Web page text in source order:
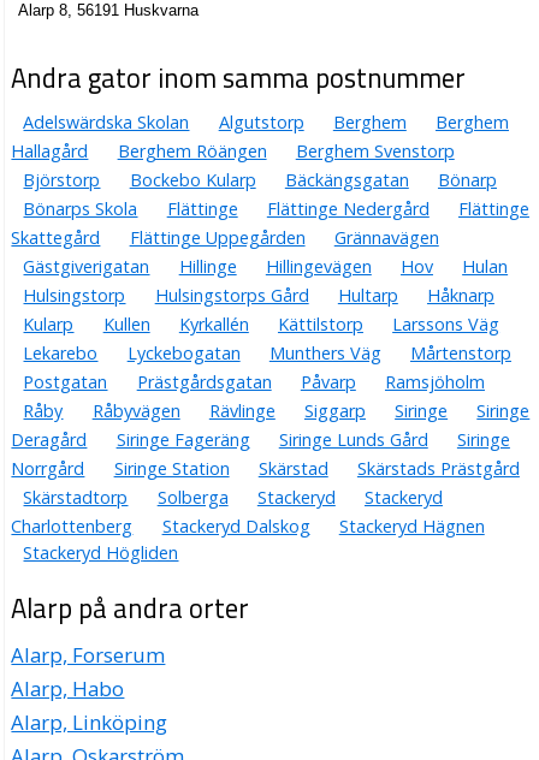
Alarp 8, 56191 Huskvarna
Andra gator inom samma postnummer
Adelswärdska Skolan Algutstorp Berghem
Berghem
Hallagård
Berghem Röängen
Berghem Svenstorp
Björstorp
Bockebo Kularp Bäckängsgatan
Bönarp
Bönarps Skola
Flättinge Flättinge Nedergård
Flättinge
Skattegård
Flättinge Uppegården
Grännavägen
Gästgiverigatan
Hillinge Hillingevägen Hov
Hulan
Hulsingstorp
Hulsingstorps Gård Hultarp
Håknarp
Kularp
Kullen Kyrkallén Kättilstorp
Larssons Väg
Lekarebo
Lyckebogatan Munthers Väg
Mårtenstorp
Postgatan
Prästgårdsgatan Påvarp
Ramsjöholm
Råby
Råbyvägen Rävlinge Siggarp Siringe
Siringe
Deragård
Siringe Fageräng Siringe Lunds Gård
Siringe
Norrgård
Siringe Station Skärstad
Skärstads Prästgård
Skärstadtorp
Solberga Stackeryd
Stackeryd
Charlottenberg
Stackeryd Dalskog
Stackeryd Hägnen
Stackeryd Högliden
Alarp på andra orter
Alarp, Forserum
Alarp, Habo
Alarp, Linköping